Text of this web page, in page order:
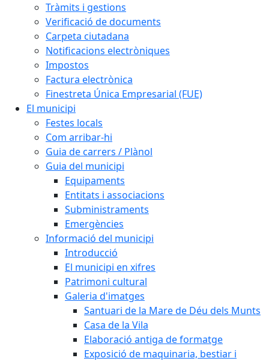
Tràmits i gestions
Verificació de documents
Carpeta ciutadana
Notificacions electròniques
Impostos
Factura electrònica
Finestreta Única Empresarial (FUE)
El municipi
Festes locals
Com arribar-hi
Guia de carrers / Plànol
Guia del municipi
Equipaments
Entitats i associacions
Subministraments
Emergències
Informació del municipi
Introducció
El municipi en xifres
Patrimoni cultural
Galeria d'imatges
Santuari de la Mare de Déu dels Munts
Casa de la Vila
Elaboració antiga de formatge
Exposició de maquinaria, bestiar i